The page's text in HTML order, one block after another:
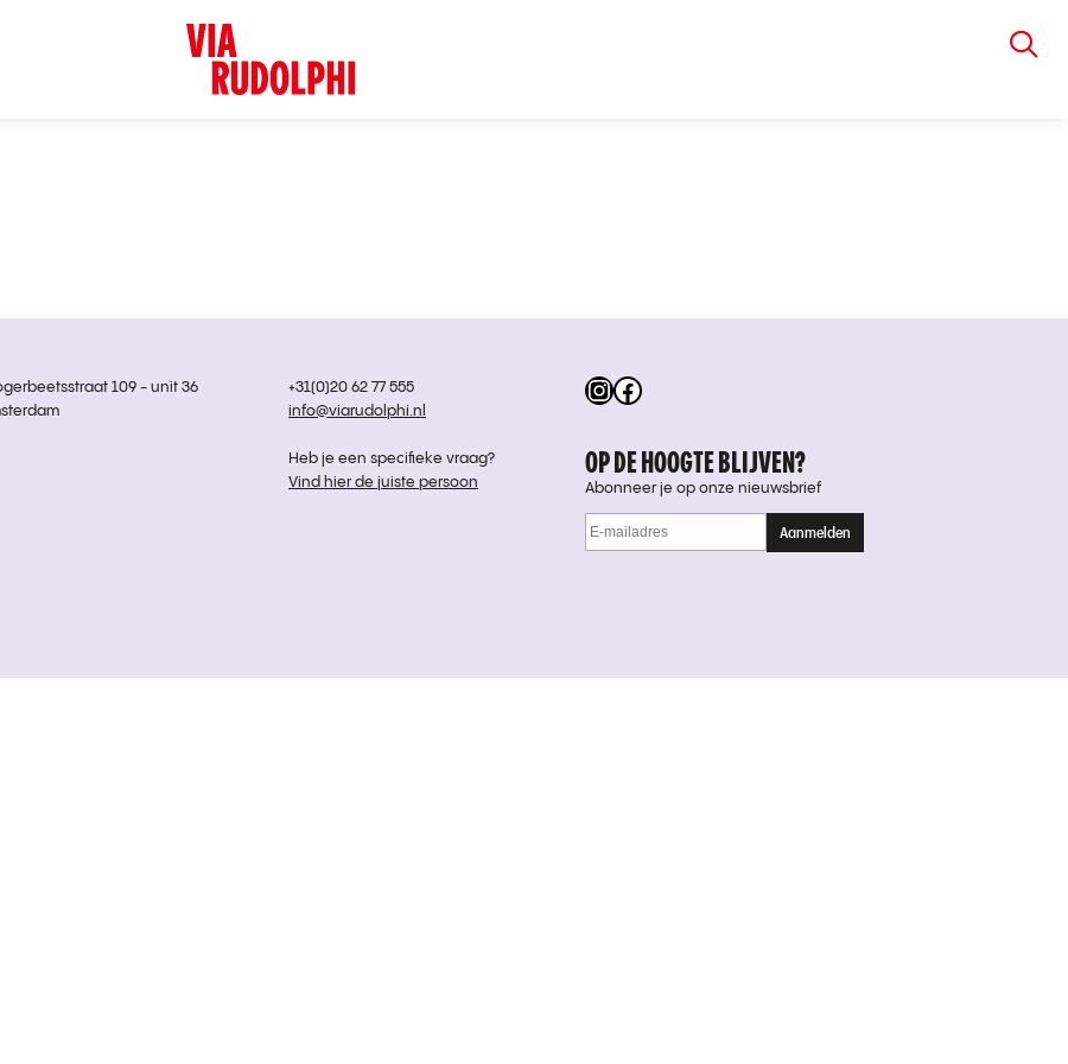
Instagram
Facebook
109 - unit 36
+31(0)20 62 77 555
info@viarudolphi.nl
Heb je een specifieke vraag?
Vind hier de juiste persoon
OP DE HOOGTE BLIJVEN?
Abonneer je op onze nieuwsbrief